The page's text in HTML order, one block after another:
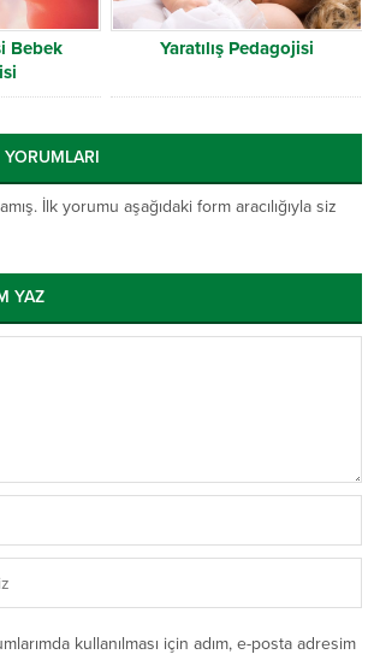
Bebek
Yaratılış Pedagojisi
İlk yorumu aşağıdaki form aracılığıyla siz
YAZ
kullanılması için adım, e-posta adresim